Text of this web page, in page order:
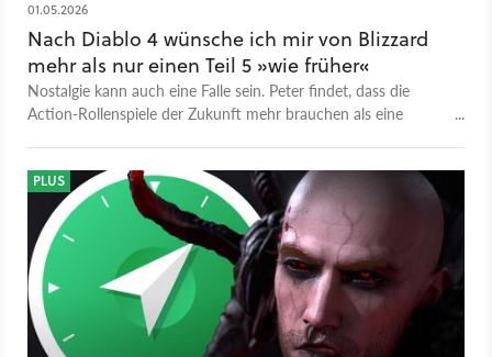
01.05.2026
Nach Diablo 4 wünsche ich mir von Blizzard
mehr als nur einen Teil 5 »wie früher«
Nostalgie kann auch eine Falle sein. Peter findet, dass die
Action-Rollenspiele der Zukunft mehr brauchen als eine
PLUS